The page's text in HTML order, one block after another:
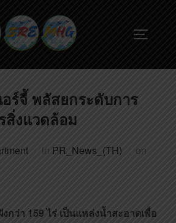
อร์จี้ พลัสยกระดับการ
สิ่งแวดล้อม
in PR_News_(TH)
on
ว่า 159 ไร่ เป็นแหล่งน้ำสะอาดเพื่อ